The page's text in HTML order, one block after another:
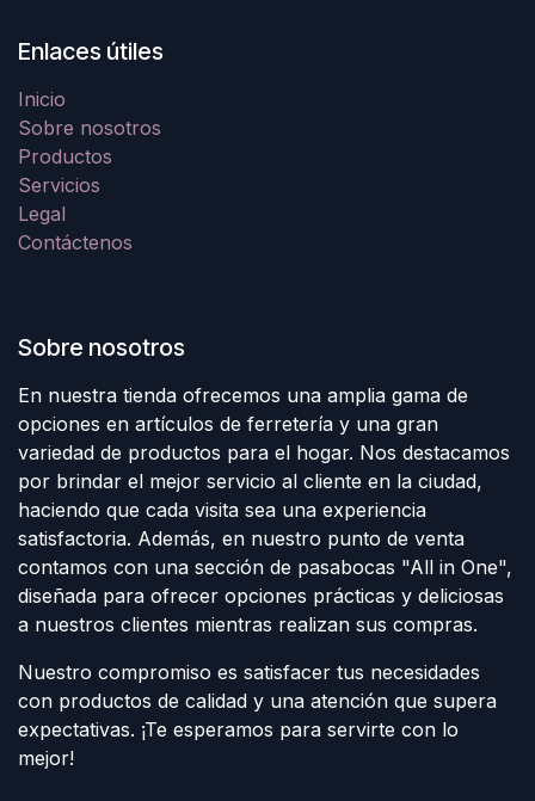
Enlaces útiles
Inicio
Sobre nosotros
Productos
Servicios
Legal
Contáctenos
Sobre nosotros
En nuestra tienda ofrecemos una amplia gama de
opciones en artículos de ferretería y una gran
variedad de productos para el hogar. Nos destacamos
por brindar el mejor servicio al cliente en la ciudad,
haciendo que cada visita sea una experiencia
satisfactoria. Además, en nuestro punto de venta
contamos con una sección de pasabocas "All in One",
diseñada para ofrecer opciones prácticas y deliciosas
a nuestros clientes mientras realizan sus compras.
Nuestro compromiso es satisfacer tus necesidades
con productos de calidad y una atención que supera
expectativas. ¡Te esperamos para servirte con lo
mejor!